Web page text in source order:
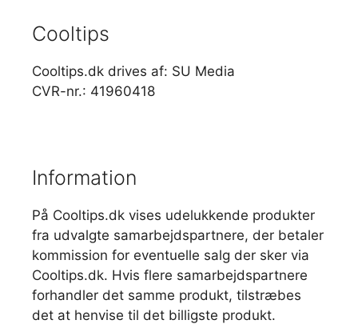
Cooltips
Cooltips.dk drives af: SU Media
CVR-nr.: 41960418
Information
På Cooltips.dk vises udelukkende produkter
fra udvalgte samarbejdspartnere, der betaler
kommission for eventuelle salg der sker via
Cooltips.dk. Hvis flere samarbejdspartnere
forhandler det samme produkt, tilstræbes
det at henvise til det billigste produkt.